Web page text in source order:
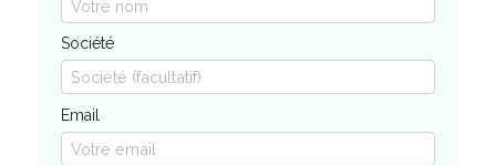
Société
Email